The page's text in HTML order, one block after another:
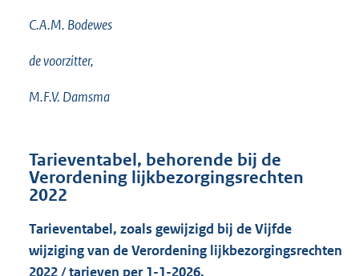
C.A.M. Bodewes
de voorzitter,
M.F.V. Damsma
Tarieventabel, behorende bij de
Verordening lijkbezorgingsrechten
2022
Tarieventabel, zoals gewijzigd bij de Vijfde
wijziging van de Verordening lijkbezorgingsrechten
2022 / tarieven per 1-1-2026.